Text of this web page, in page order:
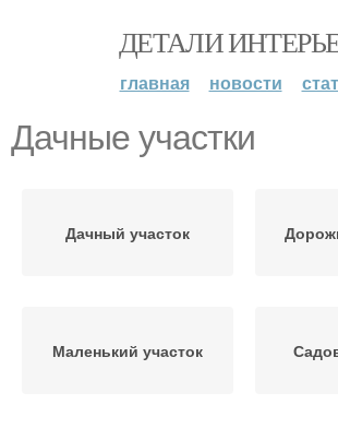
ДЕТАЛИ
главная новости
Дачные участки
Дачный участок
Маленький участок